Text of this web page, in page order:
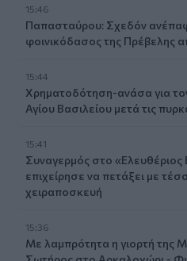
15:46
Παπασταύρου: Σχεδόν
φοινικόδασος της Πρέβελης
15:44
Χρηματοδότηση-ανάσα για
Αγίου Βασιλείου μετά τις
15:41
Συναγερμός στο «Ελευθέριος
επιχείρησε να πετάξει με
χειραποσκευή
15:36
Με λαμπρότητα η γιορτή